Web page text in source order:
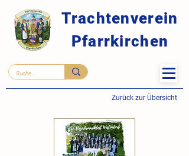
Trachtenverein
Pfarrkirchen
Zurück zur Übersicht